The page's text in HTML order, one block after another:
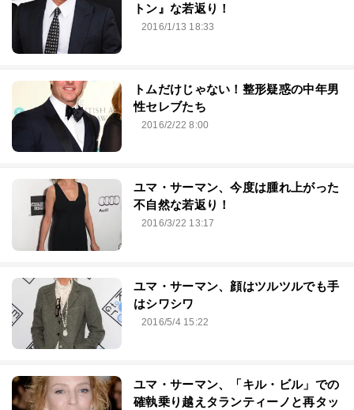
トン』な若返り！
2016/1/13 18:33
トムだけじゃない！整形疑惑の中年男
性セレブたち
2016/2/22 8:00
ユマ・サーマン、今度は腫れ上がった
不自然な若返り！
2016/3/22 13:17
ユマ・サーマン、顔はツルツルでも手
はシワシワ
2016/5/4 15:22
ユマ・サーマン、「キル・ビル」での
確執乗り越えタランティーノと再タッ